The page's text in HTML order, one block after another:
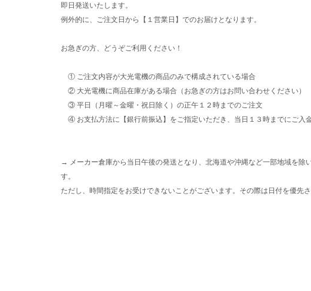
即日発送いたします。
例外的に、ご注文日から【１営業日】でのお届けとなります。
お急ぎの方、どうぞご利用ください！
① ご注文内容が大光電機の商品のみで構成されている場合
② 大光電機に商品在庫がある場合（お急ぎの方はお問い合わせください）
③ 平日（月曜～金曜・祝日除く）の正午１２時までのご注文
④ お支払方法に【銀行前振込】をご指定いただき、当日１３時までにご入
→ メーカー倉庫から当日午後の発送となり、北海道や沖縄など一部地域を除
す。
ただし、時間指定をお受けできないことがございます。その際は日付を優先さ